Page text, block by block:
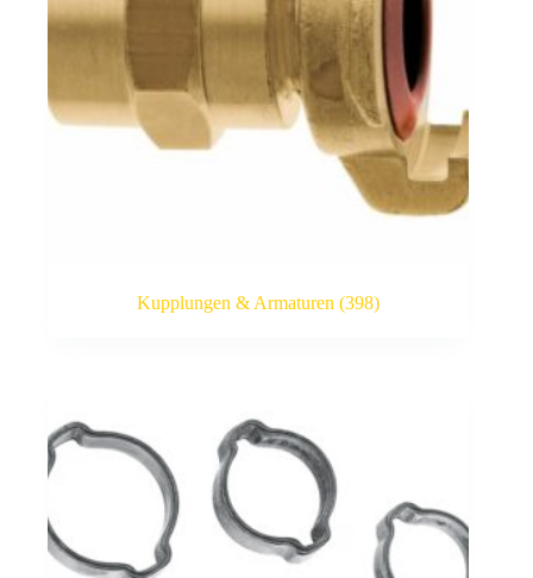
Kupplungen & Armaturen(398)